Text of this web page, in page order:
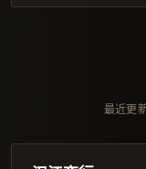
最近更